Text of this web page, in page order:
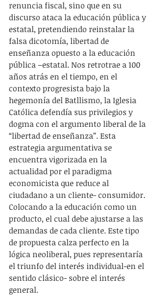
renuncia fiscal, sino que en su
discurso ataca la educación pública y
estatal, pretendiendo reinstalar la
falsa dicotomía, libertad de
enseñanza opuesto a la educación
pública –estatal. Nos retrotrae a 100
años atrás en el tiempo, en el
contexto progresista bajo la
hegemonía del Batllismo, la Iglesia
Católica defendía sus privilegios y
dogma con el argumento liberal de la
“libertad de enseñanza”. Esta
estrategia argumentativa se
encuentra vigorizada en la
actualidad por el paradigma
economicista que reduce al
ciudadano a un cliente- consumidor.
Colocando a la educación como un
producto, el cual debe ajustarse a las
demandas de cada cliente. Este tipo
de propuesta calza perfecto en la
lógica neoliberal, pues representaría
el triunfo del interés individual-en el
sentido clásico- sobre el interés
general.